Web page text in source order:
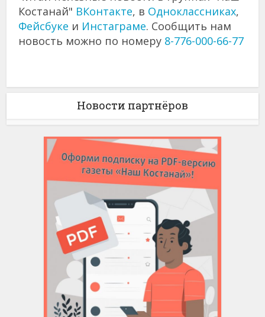
Костанай" ВКонтакте, в Одноклассниках,
Фейсбуке и Инстаграме. Сообщить нам
новость можно по номеру 8-776-000-66-77
Новости партнёров